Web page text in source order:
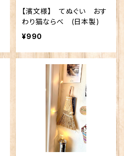
【濱文様】 てぬぐい おす
わり猫ならべ (日本製)
¥990